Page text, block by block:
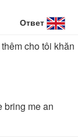
Ответ
cho tôi khăn
bring me an